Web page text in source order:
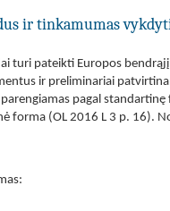
ir tinkamumas
turi pateikti Europos
ir preliminariai
pagal
forma (OL 2016 L 3 p. 16).